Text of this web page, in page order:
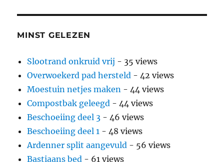
MINST GELEZEN
Slootrand onkruid vrij - 35 views
Overwoekerd pad hersteld - 42 views
Moestuin netjes maken - 44 views
Compostbak geleegd - 44 views
Beschoeiing deel 3 - 46 views
Beschoeiing deel 1 - 48 views
Ardenner split aangevuld - 56 views
Bastiaans bed - 61 views